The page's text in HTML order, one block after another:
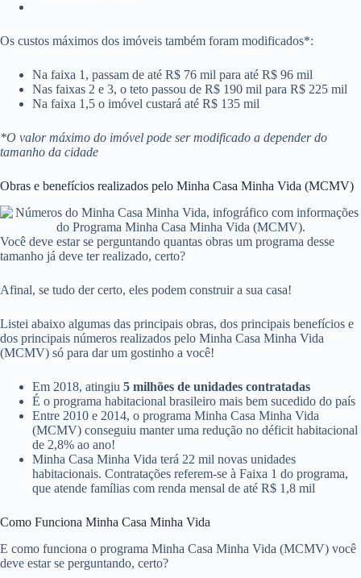
Os custos máximos dos imóveis também foram modificados*:
Na faixa 1, passam de até R$ 76 mil para até R$ 96 mil
Nas faixas 2 e 3, o teto passou de R$ 190 mil para R$ 225 mil
Na faixa 1,5 o imóvel custará até R$ 135 mil
*O valor máximo do imóvel pode ser modificado a depender do
tamanho da cidade
Obras e benefícios realizados pelo Minha Casa Minha Vida (MCMV)
Você deve estar se perguntando quantas obras um programa desse
tamanho já deve ter realizado, certo?
Afinal, se tudo der certo, eles podem construir a sua casa!
Listei abaixo algumas das principais obras, dos principais benefícios e
dos principais números realizados pelo Minha Casa Minha Vida
(MCMV) só para dar um gostinho a você!
Em 2018, atingiu 5 milhões de unidades contratadas
É o programa habitacional brasileiro mais bem sucedido do país
Entre 2010 e 2014, o programa Minha Casa Minha Vida
(MCMV) conseguiu manter uma redução no déficit habitacional
de 2,8% ao ano!
Minha Casa Minha Vida terá 22 mil novas unidades
habitacionais. Contratações referem-se à Faixa 1 do programa,
que atende famílias com renda mensal de até R$ 1,8 mil
Como Funciona Minha Casa Minha Vida
E como funciona o programa Minha Casa Minha Vida (MCMV) você
deve estar se perguntando, certo?